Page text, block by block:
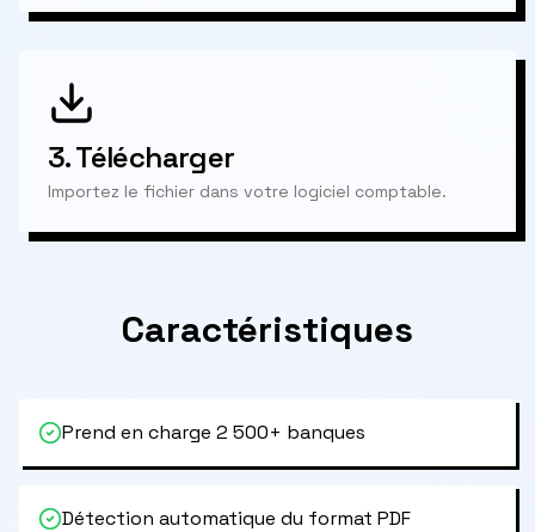
3.Télécharger
Importez le fichier dans votre logiciel comptable.
Caractéristiques
Prend en charge 2 500+ banques
Détection automatique du format PDF